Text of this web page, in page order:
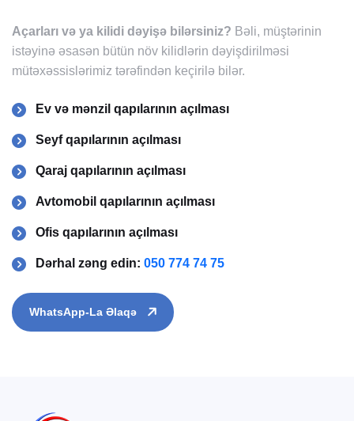
Açarları və ya kilidi dəyişə bilərsiniz? Bəli, müştərinin
istəyinə əsasən bütün növ kilidlərin dəyişdirilməsi
mütəxəssislərimiz tərəfindən keçirilə bilər.
Ev və mənzil qapılarının açılması
Seyf qapılarının açılması
Qaraj qapılarının açılması
Avtomobil qapılarının açılması
Ofis qapılarının açılması
Dərhal zəng edin: 050 774 74 75
WhatsApp-La Əlaqə